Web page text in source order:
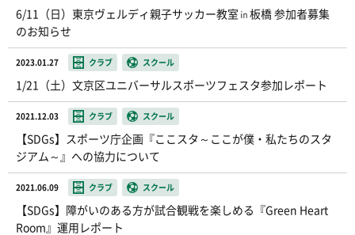
6/11（日）東京ヴェルディ親子サッカー教室㏌板橋 参加者募集
のお知らせ
2023.01.27 クラブ スクール
1/21（土）文京区ユニバーサルスポーツフェスタ参加レポート
2021.12.03 クラブ スクール
【SDGs】スポーツ庁企画『ここスタ～ここが僕・私たちのスタ
ジアム～』への協力について
2021.06.09 クラブ スクール
【SDGs】障がいのある方が試合観戦を楽しめる『Green Heart
Room』運用レポート